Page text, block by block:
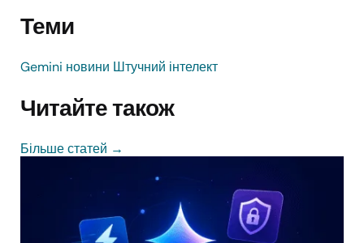
Теми
Gemini новини Штучний інтелект
Читайте також
Більше статей →